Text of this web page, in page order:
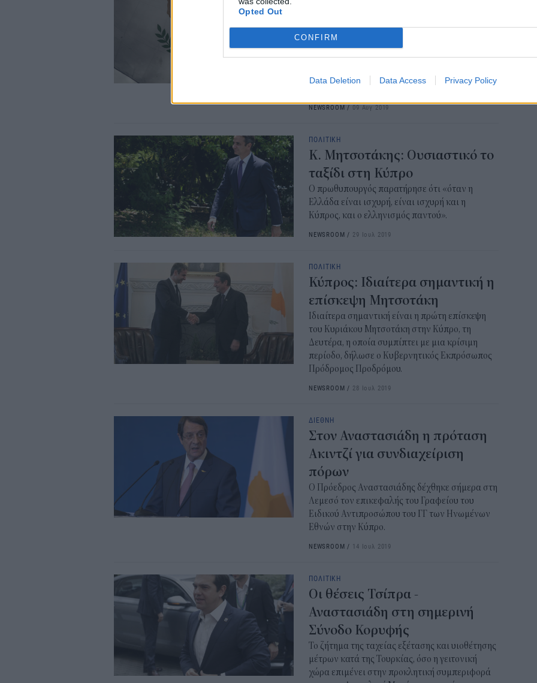
Opted Out
CONFIRM
Data Deletion Data Access Privacy Policy
Eπιδίωξη του Προέδρου Αναστασιάδη είναι να
έχει μια δημιουργική συνάντηση με τον Τ/κ
συνθήκες για επανέναρξη των
διαπραγματεύσεων.
NEWSROOM/09 Αυγ 2019
ΠΟΛΙΤΙΚΗ
Κ. Μητσοτάκης: Ουσιαστικό το
ταξίδι στη Κύπρο
Ο πρωθυπουργός παρατήρησε ότι «όταν η
Ελλάδα είναι ισχυρή, είναι ισχυρή και η
Κύπρος, και ο ελληνισμός παντού».
NEWSROOM / 29 Ιουλ 2019
ΠΟΛΙΤΙΚΗ
Κύπρος: Ιδιαίτερα σημαντική η
επίσκεψη Μητσοτάκη
Ιδιαίτερα σημαντική είναι η πρώτη επίσκεψη
του Κυριάκου Μητσοτάκη στην Κύπρο, τη
Δευτέρα, η οποία συμπίπτει με μια κρίσιμη
περίοδο, δήλωσε ο Κυβερνητικός Εκπρόσωπος
Πρόδρομος Προδρόμου.
NEWSROOM / 28 Ιουλ 2019
ΔΙΕΘΝΗ
Στον Αναστασιάδη η πρόταση
Ακιντζί για συνδιαχείριση
πόρων
O Πρόεδρος Αναστασιάδης δέχθηκε σήμερα στη
Λεμεσό τον επικεφαλής του Γραφείου του
Ειδικού Αντιπροσώπου του ΓΓ των Ηνωμένων
Εθνών στην Κύπρο.
NEWSROOM / 14 Ιουλ 2019
ΠΟΛΙΤΙΚΗ
Οι θέσεις Τσίπρα -
Αναστασιάδη στη σημερινή
Σύνοδο Κορυφής
Το ζήτημα της ταχείας εξέτασης και υιοθέτησης
μέτρων κατά της Τουρκίας, όσο η γειτονική
χώρα επιμένει στην προκλητική συμπεριφορά